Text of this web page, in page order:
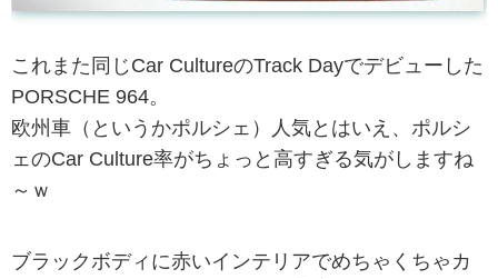
これまた同じCar CultureのTrack Dayでデビューした
PORSCHE 964。
欧州車（というかポルシェ）人気とはいえ、ポルシ
ェのCar Culture率がちょっと高すぎる気がしますね
～ｗ
ブラックボディに赤いインテリアでめちゃくちゃカ